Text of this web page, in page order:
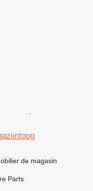
de magasin
Parts